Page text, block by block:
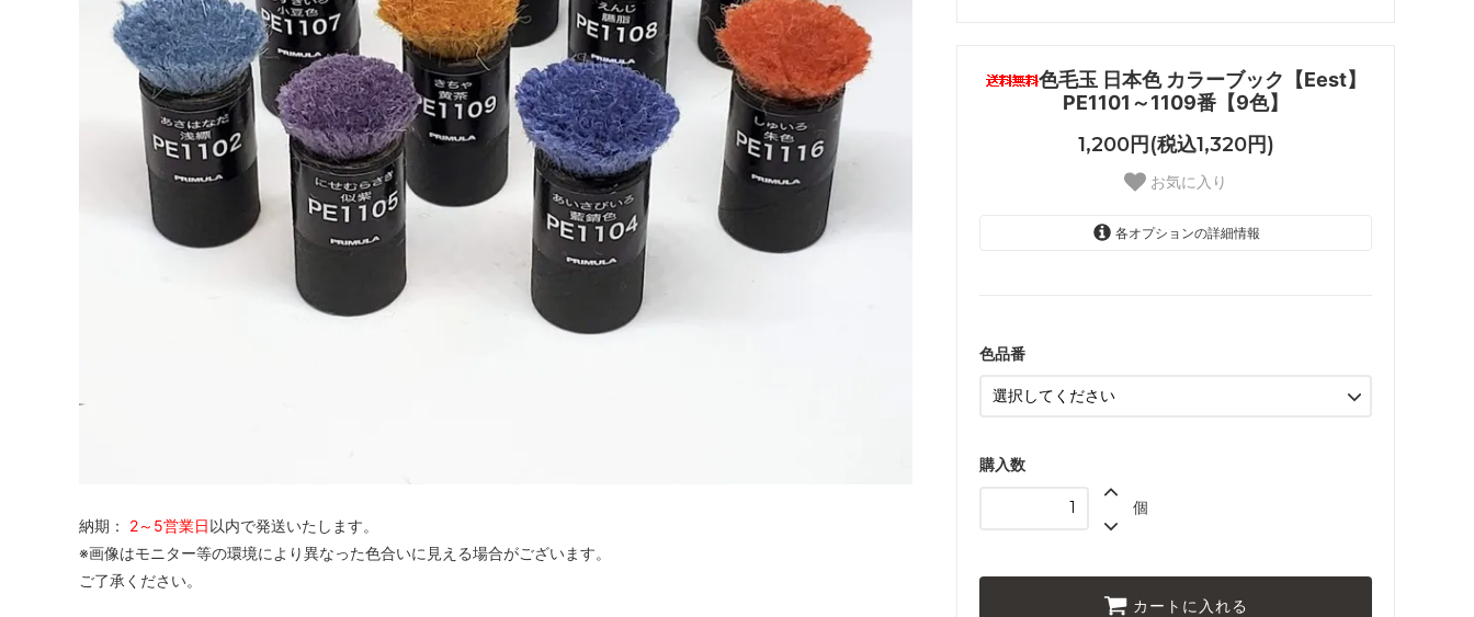
色毛玉 日本色 カラーブック【Eest】
PE1101～1109番【9色】
1,200円(税込1,320円)
お気に入り
各オプションの詳細情報
色品番
購入数
個
カートに入れる
納期： 2～5営業日以内で発送いたします。
※画像はモニター等の環境により異なった色合いに見える場合がございます。
ご了承ください。